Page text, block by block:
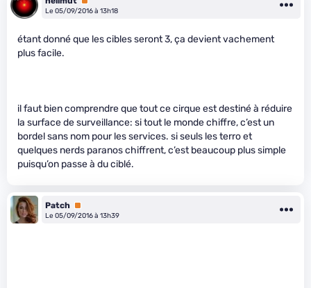
Le 05/09/2016 à 13h18
étant donné que les cibles seront 3, ça devient vachement
plus facile.
il faut bien comprendre que tout ce cirque est destiné à réduire
la surface de surveillance: si tout le monde chiffre, c’est un
bordel sans nom pour les services. si seuls les terro et
quelques nerds paranos chiffrent, c’est beaucoup plus simple
puisqu’on passe à du ciblé.
Patch Premium
Le 05/09/2016 à 13h39